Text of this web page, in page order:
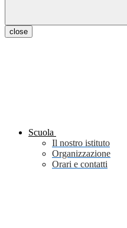
close
Scuola
Il nostro istituto
Organizzazione
Orari e contatti